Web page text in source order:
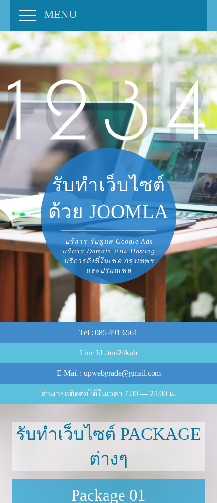
MENU
รับทำเว็บไซต์
ด้วย JOOMLA
บริการ รับดูแล Google Ads
บริการ Domain และ Host­ing
บริการถึงที่ในเขต กรุงเทพฯ
และปริมณฑล
Tel : 085 491 6561
Line Id : tun24kub
E-​Mail : upwebgrade@​gmail.​com
สามารถติดต่อได้ในเวลา 7.00— 24.00น.
รับทำเว็บไซต์ PACK­AGE
ต่างๆ
Pack­age 01